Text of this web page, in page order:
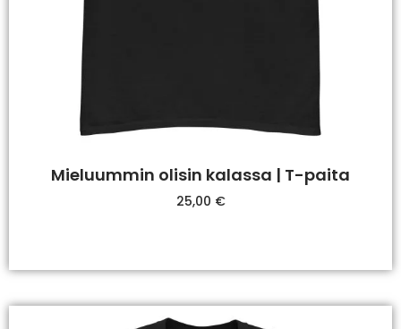
Mieluummin olisin kalassa | T-paita
25,00 €